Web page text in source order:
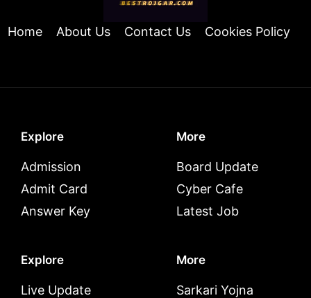
Home About Us Contact Us Cookies Policy
Explore
Admission
Admit Card
Answer Key
More
Board Update
Cyber Cafe
Latest Job
Explore
Live Update
More
Sarkari Yojna